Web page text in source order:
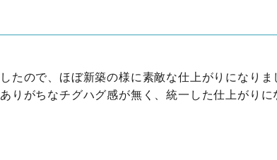
ので、ほぼ新築の様に素敵な仕上がりになりま
がちなチグハグ感が無く、統一した仕上がりに